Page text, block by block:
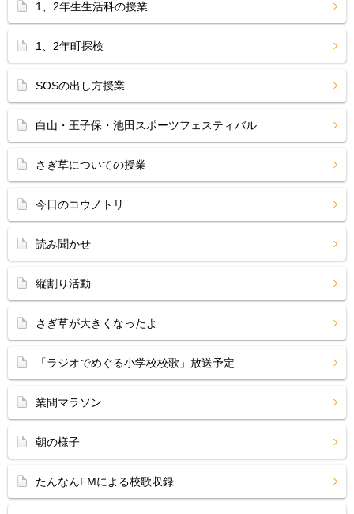
1、2年生生活科の授業
1、2年町探検
SOSの出し方授業
白山・王子保・池田スポーツフェスティバル
さぎ草についての授業
今日のコウノトリ
読み聞かせ
縦割り活動
さぎ草が大きくなったよ
「ラジオでめぐる小学校校歌」放送予定
業間マラソン
朝の様子
たんなんFMによる校歌収録